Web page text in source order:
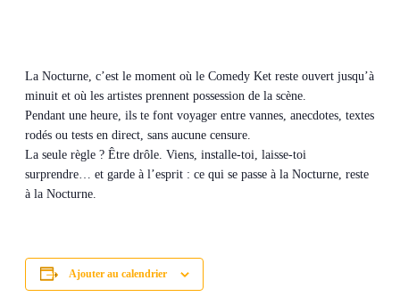
La Nocturne, c’est le moment où le Comedy Ket reste ouvert jusqu’à
minuit et où les artistes prennent possession de la scène.
Pendant une heure, ils te font voyager entre vannes, anecdotes, textes
rodés ou tests en direct, sans aucune censure.
La seule règle ? Être drôle. Viens, installe-toi, laisse-toi
surprendre… et garde à l’esprit : ce qui se passe à la Nocturne, reste
à la Nocturne.
Ajouter au calendrier